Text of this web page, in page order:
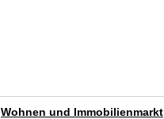
Wohnen und Immobilienmarkt